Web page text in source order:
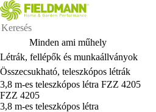
Minden ami műhely
Létrák, fellépők és munkaállványok
Összecsukható, teleszkópos létrák
3,8 m-es teleszkópos létra FZZ 4205
FZZ 4205
3,8 m-es teleszkópos létra